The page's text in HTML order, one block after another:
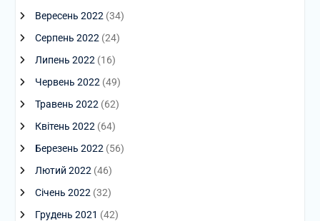
Вересень 2022 (34)
Серпень 2022 (24)
Липень 2022 (16)
Червень 2022 (49)
Травень 2022 (62)
Квітень 2022 (64)
Березень 2022 (56)
Лютий 2022 (46)
Січень 2022 (32)
Грудень 2021 (42)